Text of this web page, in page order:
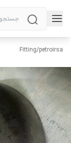
petroirsa
/
Fitting